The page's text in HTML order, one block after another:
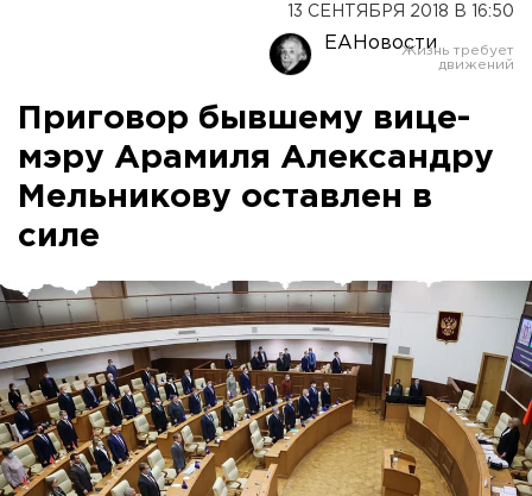
13 СЕНТЯБРЯ 2018 В 16:50
ЕАНовости
Приговор бывшему вице-
мэру Арамиля Александру
Мельникову оставлен в
силе